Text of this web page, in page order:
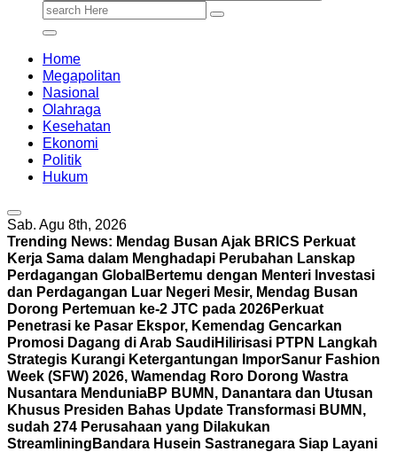
Search
Home
Megapolitan
Nasional
Olahraga
Kesehatan
Ekonomi
Politik
Hukum
Sab. Agu 8th, 2026
Trending News: Mendag Busan Ajak BRICS Perkuat
Kerja Sama dalam Menghadapi Perubahan Lanskap
Perdagangan Global Bertemu dengan Menteri Investasi
dan Perdagangan Luar Negeri Mesir, Mendag Busan
Dorong Pertemuan ke-2 JTC pada 2026Perkuat
Penetrasi ke Pasar Ekspor, Kemendag Gencarkan
Promosi Dagang di Arab SaudiHilirisasi PTPN Langkah
Strategis Kurangi Ketergantungan ImporSanur Fashion
Week (SFW) 2026, Wamendag Roro Dorong Wastra
Nusantara MenduniaBP BUMN, Danantara dan Utusan
Khusus Presiden Bahas Update Transformasi BUMN,
sudah 274 Perusahaan yang Dilakukan
Streamlining Bandara Husein Sastranegara Siap Layani